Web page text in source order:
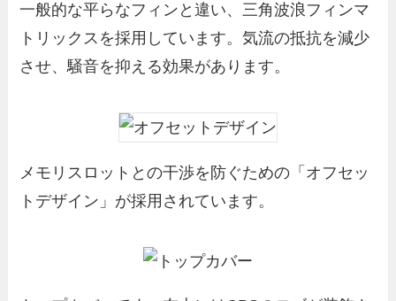
一般的な平らなフィンと違い、三角波浪フィンマ
トリックスを採用しています。気流の抵抗を減少
させ、騒音を抑える効果があります。
メモリスロットとの干渉を防ぐための「オフセッ
トデザイン」が採用されています。